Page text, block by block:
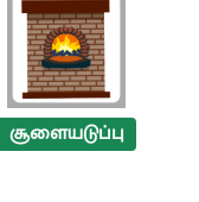
சூளையடுப்பு